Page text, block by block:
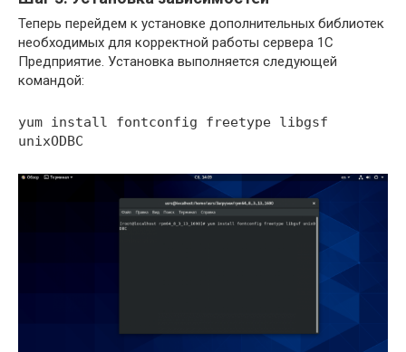
Теперь перейдем к установке дополнительных библиотек
необходимых для корректной работы сервера 1С
Предприятие. Установка выполняется следующей
командой:
yum install fontconfig freetype libgsf
unixODBC